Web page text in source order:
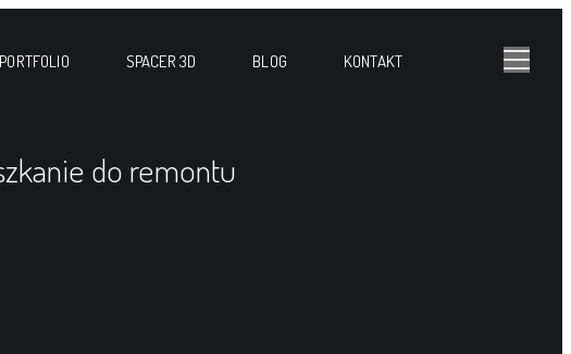
PORTFOLIO SPACER 3D BLOG KONTAKT
do remontu